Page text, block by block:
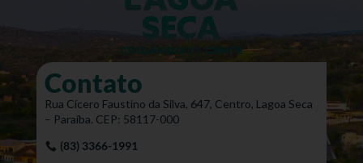
Contato
Rua Cícero Faustino da Silva, 647, Centro, Lagoa Seca
– Paraíba. CEP: 58117-000
(83) 3366-1991